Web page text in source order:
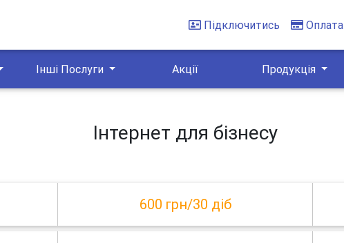
Підключитись Оплата
Інші Послуги Акції Продукція
Інтернет для бізнесу
600 грн/30 діб